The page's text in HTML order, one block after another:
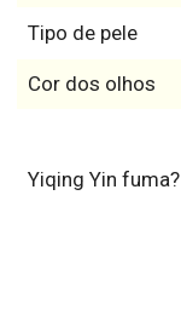
Tipo de pele
Cor dos olhos
Yiqing Yin fuma?